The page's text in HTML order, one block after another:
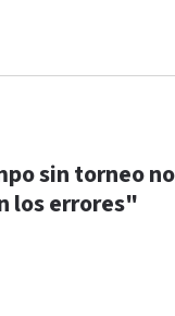
sin torneo
los errores"